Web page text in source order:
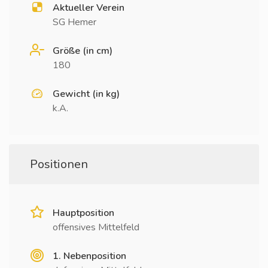
Aktueller Verein
SG Hemer
Größe (in cm)
180
Gewicht (in kg)
k.A.
Positionen
Hauptposition
offensives Mittelfeld
1. Nebenposition